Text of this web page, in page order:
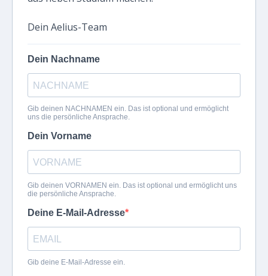
Dein Aelius-Team
Dein Nachname
Gib deinen NACHNAMEN ein. Das ist optional und ermöglicht
uns die persönliche Ansprache.
Dein Vorname
Gib deinen VORNAMEN ein. Das ist optional und ermöglicht uns
die persönliche Ansprache.
Deine E-Mail-Adresse
Gib deine E-Mail-Adresse ein.